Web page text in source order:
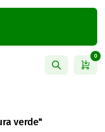
0
verde"